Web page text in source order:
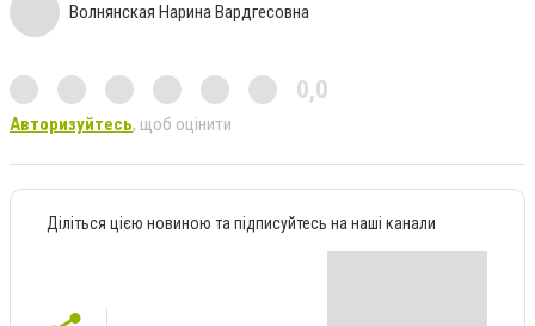
Волнянская Нарина Вардгесовна
0,0
Авторизуйтесь, щоб оцінити
Діліться цією новиною та підписуйтесь на наші канали